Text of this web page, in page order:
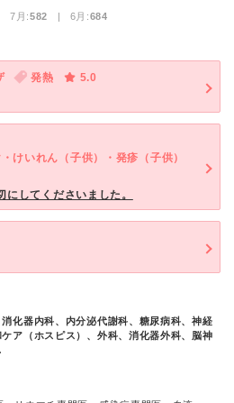
7月:582 | 6月:684
発熱
5.0
けいれん（子供）・発疹（子供）
してくださいました。
化器内科、内分泌代謝科、糖尿病科、神経
ア（ホスピス）、外科、消化器外科、脳神